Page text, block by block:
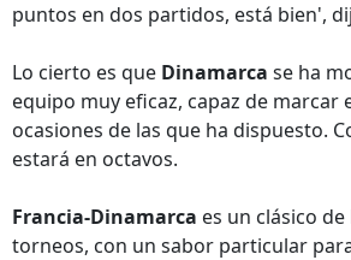
puntos en dos partidos, está bien',
Lo cierto es que Dinamarca se ha
equipo muy eficaz, capaz de marcar
ocasiones de las que ha dispuesto.
estará en octavos.
Francia-Dinamarca es un clásico
torneos, con un sabor particular